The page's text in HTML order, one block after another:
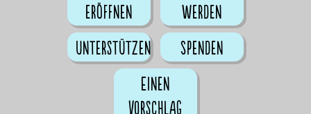
eröffnen
werden
Unterstützen
Spenden
Einen
Vorschlag